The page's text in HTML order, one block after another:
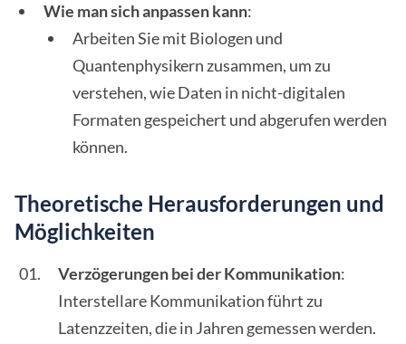
Wie man sich anpassen kann:
Arbeiten Sie mit Biologen und
Quantenphysikern zusammen, um zu
verstehen, wie Daten in nicht-digitalen
Formaten gespeichert und abgerufen werden
können.
Theoretische Herausforderungen und
Möglichkeiten
Verzögerungen bei der Kommunikation:
Interstellare Kommunikation führt zu
Latenzzeiten, die in Jahren gemessen werden.